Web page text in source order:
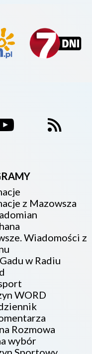
z Mazowsza
Wiadomości z
w Radiu
WORD
Rozmowa
wybór